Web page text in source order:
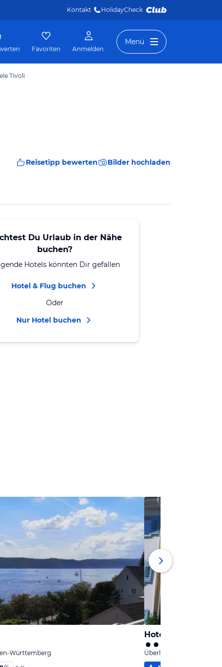
Kontakt HolidayCheck
Favoriten Anmelden
Menü
Tivoli
Reisetipp bewerten Bilder hochladen
Du Urlaub in der Nähe
buchen?
Hotels könnten Dir gefallen
Hotel & Flug buchen
Oder
Nur Hotel buchen
Württemberg
Hotel Garni
Überlingen, Baden-